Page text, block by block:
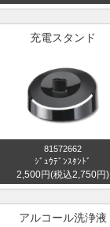
充電スタンド
81572662
ｼﾞｭｳﾃﾞﾝｽﾀﾝﾄﾞ
2,500円(税込2,750円)
アルコール洗浄液